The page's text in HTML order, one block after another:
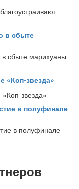
в сбыте
«Коп-звезда»
в полуфинале